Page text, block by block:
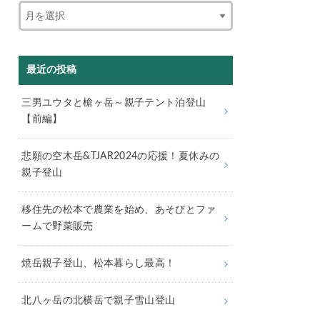
最近の投稿
三男ユウタと槍ヶ岳～親子テント泊登山
【前編】
悲願の空木岳&TJAR2024の応援！夏休みの
親子登山
移住先の松本で農業を始め、あそびとファ
ームで野菜販売
焼岳親子登山、松本暮らし最高！
北八ヶ岳の北横岳で親子雪山登山